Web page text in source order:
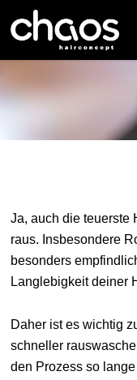
Ja, auch die teuerste
raus. Insbesondere
besonders
Langlebigkeit deiner
Daher ist es wichtig
schneller
den Prozess so